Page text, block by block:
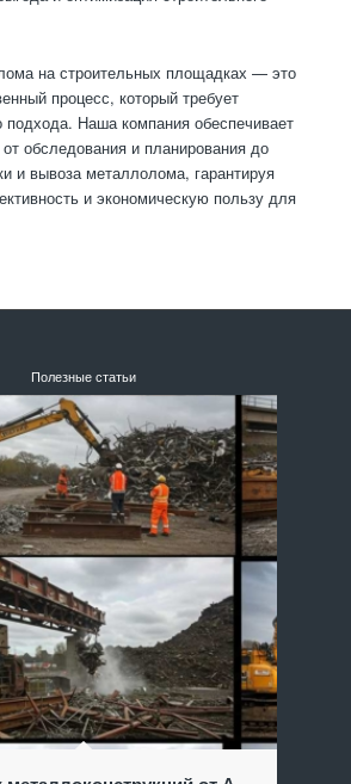
на строительных площадках — это
процесс, который требует
подхода. Наша компания обеспечивает
обследования и планирования до
и вывоза металлолома, гарантируя
и экономическую пользу для
Полезные статьи